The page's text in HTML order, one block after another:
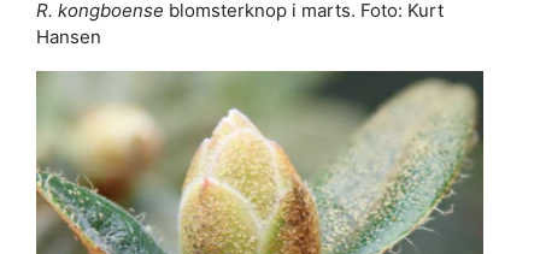
R. kongboense blomsterknop i marts. Foto: Kurt
Hansen